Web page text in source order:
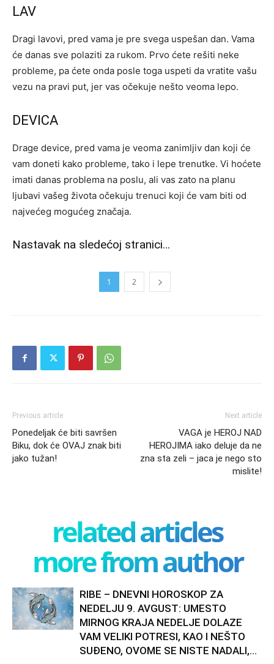
LAV
Dragi lavovi, pred vama je pre svega uspešan dan. Vama
će danas sve polaziti za rukom. Prvo ćete rešiti neke
probleme, pa ćete onda posle toga uspeti da vratite vašu
vezu na pravi put, jer vas očekuje nešto veoma lepo.
DEVICA
Drage device, pred vama je veoma zanimljiv dan koji će
vam doneti kako probleme, tako i lepe trenutke. Vi hoćete
imati danas problema na poslu, ali vas zato na planu
ljubavi vašeg života očekuju trenuci koji će vam biti od
najvećeg mogućeg značaja.
Nastavak na sledećoj stranici…
1 2
Previous article
Ponedeljak će biti savršen
Biku, dok će OVAJ znak biti
jako tužan!
Next article
VAGA je HEROJ NAD
HEROJIMA iako deluje da ne
zna sta zeli – jaca je nego sto
mislite!
related articles
more from author
RIBE – DNEVNI HOROSKOP ZA
NEDELJU 9. AVGUST: UMESTO
MIRNOG KRAJA NEDELJE DOLAZE
VAM VELIKI POTRESI, KAO I NEŠTO
SUĐENO, OVOME SE NISTE NADALI,...